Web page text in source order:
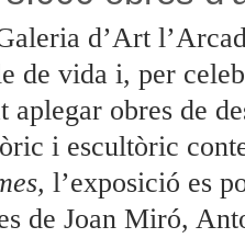
d’Art
de vida i, per
aplegar obres de
i escultòric
l’exposició es
de Joan Miró,